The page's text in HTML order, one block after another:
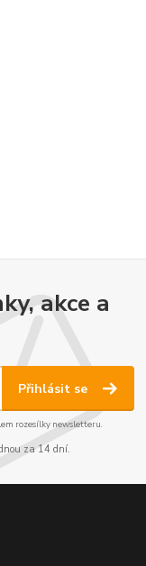
akce a
Přihlásit se
rozesílky newsletteru.
za 14 dní.